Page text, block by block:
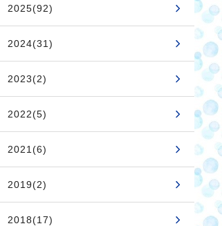
2025(92)
2024(31)
2023(2)
2022(5)
2021(6)
2019(2)
2018(17)